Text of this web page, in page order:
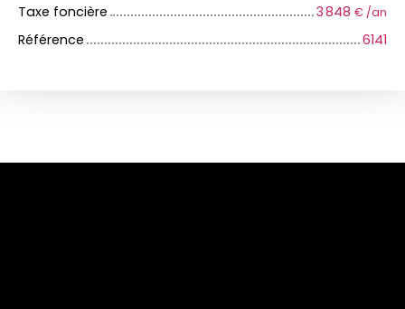
Taxe foncière
3 848 € /an
Référence 6141